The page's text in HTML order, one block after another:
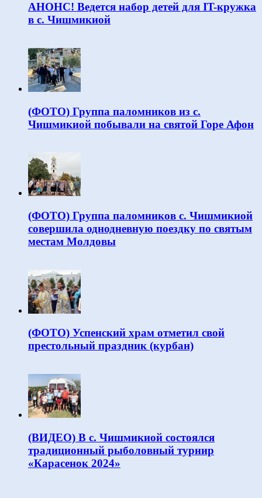
АНОНС! Ведется набор детей для IT-кружка
в с. Чишмикиой
(ФОТО) Группа паломников из с.
Чишмикиой побывали на святой Горе Афон
(ФОТО) Группа паломников с. Чишмикиой
совершила однодневную поездку по святым
местам Молдовы
(ФОТО) Успенский храм отметил свой
престольный праздник (курбан)
(ВИДЕО) В с. Чишмикиой состоялся
традиционный рыболовный турнир
«Карасенок 2024»